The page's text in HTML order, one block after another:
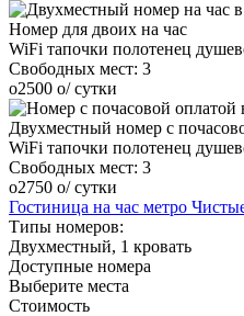
Номер для двоих на час
WiFi тапочки полотенец
Свободных мест: 3
o2500 o/ сутки
Двухместный номер с
WiFi тапочки полотенец
Свободных мест: 3
o2750 o/ сутки
Гостиница на час метро
Типы номеров:
Двухместный, 1 кровать
Доступные номера
Выберите места
Стоимость